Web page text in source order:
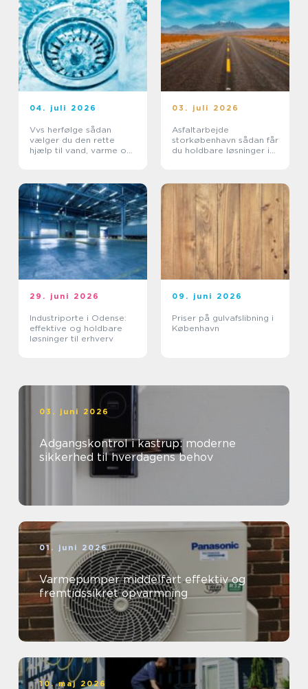
04. juli 2026
Vvs herfølge sådan
vælger du den rette
hjælp til vand, varme og
03. juli 2026
Asfaltarbejde
storkøbenhavn sådan får
du holdbare løsninger i
29. juni 2026
Industriporte i Odense:
effektive og holdbare
løsninger til erhverv
09. juni 2026
Priser på gulvafslibning i
København
03. juni 2026
Adgangskontrol i kastrup: moderne
sikkerhed til hverdagens behov
01. juni 2026
Varmepumper middelfart effektiv og
fremtidssikret opvarmning
10. maj 2026